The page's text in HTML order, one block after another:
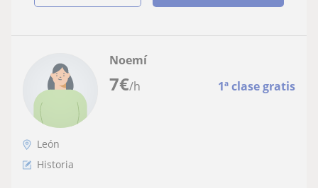
7€/h 1ª clase gratis
Noemí
León
Historia